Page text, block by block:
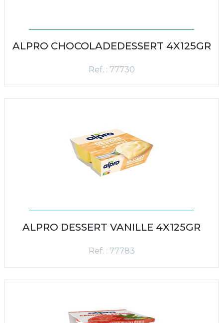
ALPRO CHOCOLADEDESSERT 4X125GR
Ref. : 77730
ALPRO DESSERT VANILLE 4X125GR
Ref. : 77783